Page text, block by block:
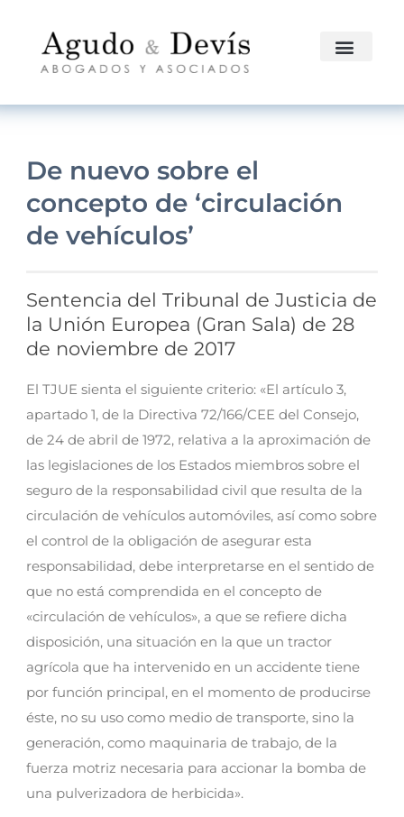
De nuevo sobre el
concepto de ‘circulación
de vehículos’
Sentencia del Tribunal de Justicia de
la Unión Europea (Gran Sala) de 28
de noviembre de 2017
El TJUE sienta el siguiente criterio: «El artículo 3,
apartado 1, de la Directiva 72/166/CEE del Consejo,
de 24 de abril de 1972, relativa a la aproximación de
las legislaciones de los Estados miembros sobre el
seguro de la responsabilidad civil que resulta de la
circulación de vehículos automóviles, así como sobre
el control de la obligación de asegurar esta
responsabilidad, debe interpretarse en el sentido de
que no está comprendida en el concepto de
«circulación de vehículos», a que se refiere dicha
disposición, una situación en la que un tractor
agrícola que ha intervenido en un accidente tiene
por función principal, en el momento de producirse
éste, no su uso como medio de transporte, sino la
generación, como maquinaria de trabajo, de la
fuerza motriz necesaria para accionar la bomba de
una pulverizadora de herbicida».